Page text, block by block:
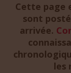
Cette page
sont
arrivée.
les